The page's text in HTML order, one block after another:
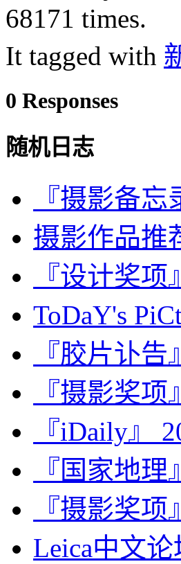
68171 times.
It tagged with
0 Responses
随机日志
『摄影备
摄影作品
『设计奖项
ToDaY's
『胶片讣
『摄影奖
『iDaily』
『国家地
『摄影奖
Leica中文